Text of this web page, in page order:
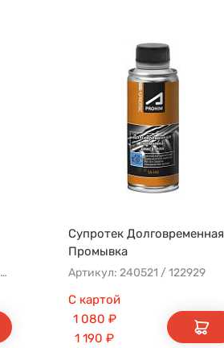
Артикул: SC-C113 AFW1107 8104400XKZ96A AG779CF
Супротек Долговременная
Промывка
Артикул: 240521 / 122929
С картой
1 080 ₽
1 190 ₽